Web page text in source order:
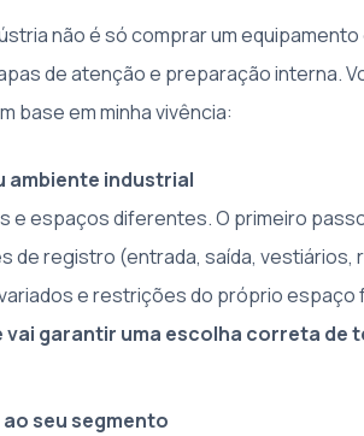
não é só comprar um
de atenção e preparação interna.
base em minha vivência:
ambiente industrial
e espaços diferentes. O primeiro
de registro (entrada, saída, vestiários,
e restrições do próprio espaço
vai garantir uma escolha correta de
seu segmento